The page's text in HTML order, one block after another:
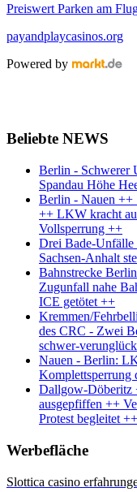
Preiswert Parken am
payandplaycasinos.org
Powered by
Beliebte NEWS
Berlin - Schwerer
Spandau Höhe
Berlin - Nauen ++
++ LKW kracht
Vollsperrung ++
Drei Bade-Unfälle
Sachsen-Anhalt
Bahnstrecke
Zugunfall nahe
ICE getötet ++
Kremmen/
des CRC - Zwei
schwer-
Nauen - Berlin:
Dallgow-Döberitz
ausgepfiffen ++
Protest begleitet ++
Werbefläche
Slottica casino